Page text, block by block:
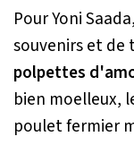
Pour Yoni
souvenirs et de
polpettes
bien moelleux,
poulet fermier